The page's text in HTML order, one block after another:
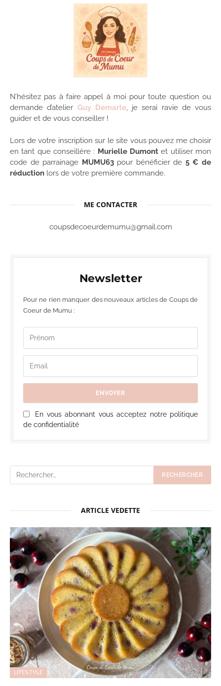
N’hésitez pas à faire appel à moi pour toute question ou
demande d’atelier Guy Demarle, je serai ravie de vous
guider et de vous conseiller !
Lors de votre inscription sur le site vous pouvez me choisir
en tant que conseillère : Murielle Dumont et utiliser mon
code de parrainage MUMU63pour bénéficier de 5 € de
réduction lors de votre première commande.
ME CONTACTER
coupsdecoeurdemumu@gmail.com
Newsletter
Pour ne rien manquer des nouveaux articles de Coups de
Coeur de Mumu :
En vous abonnant vous acceptez notre politique
de confidentialité
ARTICLE VEDETTE
LIFESTYLE